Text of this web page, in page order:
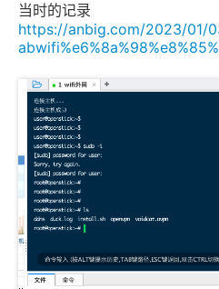
当时的记录
https://anbig.com/2023/01/